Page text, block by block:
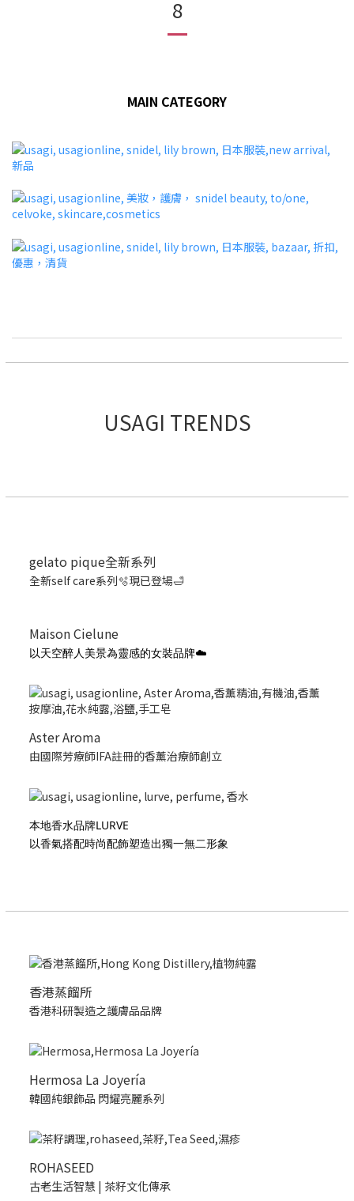
8
MAIN CATEGORY
USAGI TRENDS
gelato pique全新系列
全新self care系列🫧現已登場🛁
Maison Cielune
以天空醉人美景為靈感的女裝品牌☁️
Aster Aroma
由國際芳療師IFA註冊的香薰治療師創立
本地香水品牌LURVE
以香氣搭配時尚配飾塑造出獨一無二形象
香港蒸餾所
香港科研製造之護膚品品牌
Hermosa La Joyería
韓國純銀飾品 閃耀亮麗系列
ROHASEED
古老生活智慧 | 茶籽文化傳承